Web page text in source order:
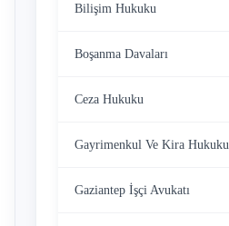
Bilişim Hukuku
Boşanma Davaları
Ceza Hukuku
Gayrimenkul Ve Kira Hukuku
Gaziantep İşçi Avukatı